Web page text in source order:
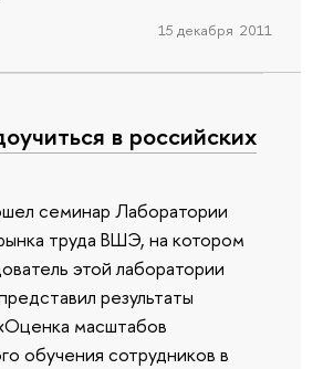
15 декабря 2011
в российских
семинар Лаборатории
труда ВШЭ, на котором
этой лаборатории
результаты
масштабов
обучения сотрудников в